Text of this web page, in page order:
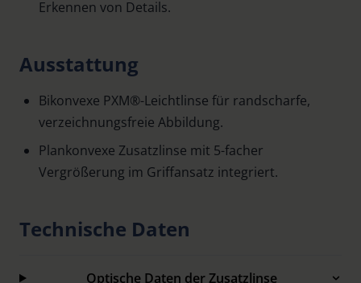
Erkennen von Details.
Ausstattung
Bikonvexe PXM®-Leichtlinse für randscharfe,
verzeichnungsfreie Abbildung.
Plankonvexe Zusatzlinse mit 5-facher
Vergrößerung im Griffansatz integriert.
Technische Daten
Optische Daten der Zusatzlinse